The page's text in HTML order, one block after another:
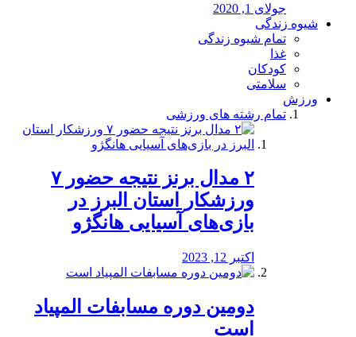
جولای 1, 2020
شیوه زندگی
تمام شیوه زندگی
غذا
کودکان
سلامتی
ورزش
تمام رشته های ورزشی
۲ مدال برنز نتیجه حضور ۷
ورزشکار استان البرز در
بازی‌های آسیایی هانگژو
اکتبر 12, 2023
دومین دوره مسابفات المپیاد
است